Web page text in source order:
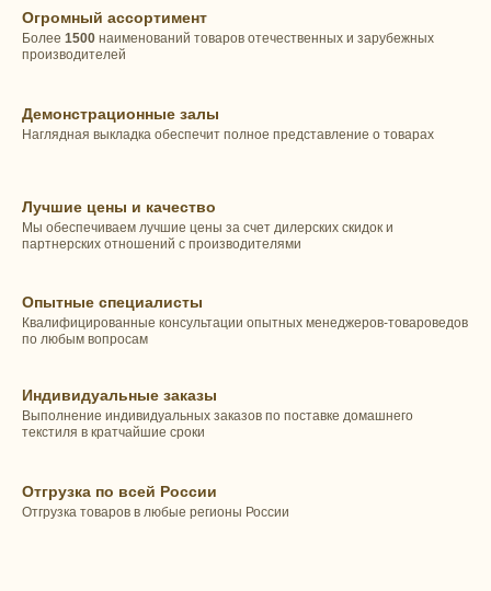
Огромный ассортимент
Более 1500 наименований товаров отечественных и зарубежных
производителей
Демонстрационные залы
Наглядная выкладка обеспечит полное представление о товарах
Лучшие цены и качество
Мы обеспечиваем лучшие цены за счет дилерских скидок и
партнерских отношений с производителями
Опытные специалисты
Квалифицированные консультации опытных менеджеров-товароведов
по любым вопросам
Индивидуальные заказы
Выполнение индивидуальных заказов по поставке домашнего
текстиля в кратчайшие сроки
Отгрузка по всей России
Отгрузка товаров в любые регионы России